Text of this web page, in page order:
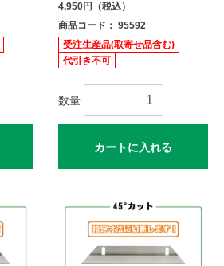
4,950円（税込）
商品コード： 95592
受注生産品(取寄せ品含む)
代引き不可
数量
カートに入れる